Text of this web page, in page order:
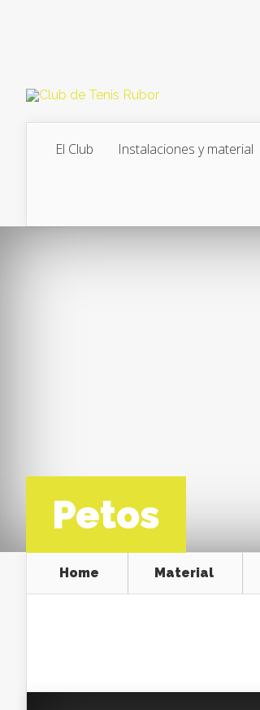
El Club Instalaciones y material
Petos
Home Material